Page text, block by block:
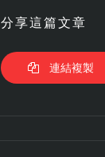
分享這篇文章
連結複製